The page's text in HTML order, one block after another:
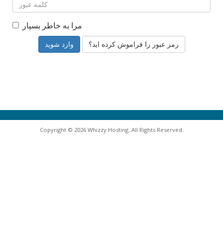
مرا به خاطر بسپار
رمز عبور را فراموش کرده اید؟
Copyright © 2026 Whizzy Hosting. All Rights Reserved.